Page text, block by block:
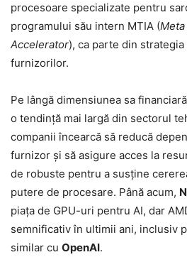
procesoare specializate pentru
programului său intern MTIA (
Accelerator), ca parte din
furnizorilor.
Pe lângă dimensiunea sa
o tendință mai largă din sectorul
companii încearcă să reducă
furnizor și să asigure acces la
de robuste pentru a susține
putere de procesare. Până acum,
piața de GPU-uri pentru AI, dar
semnificativ în ultimii ani, inclusiv
similar cu OpenAI.